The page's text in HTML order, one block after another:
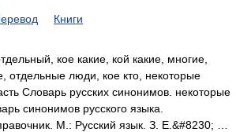
Книги
кое какие, кой какие, многие,
отдельные люди, кое кто, некоторые
Словарь русских синонимов. некоторые
синонимов русского языка.
М.: Русский язык. З. Е.&#8230; …